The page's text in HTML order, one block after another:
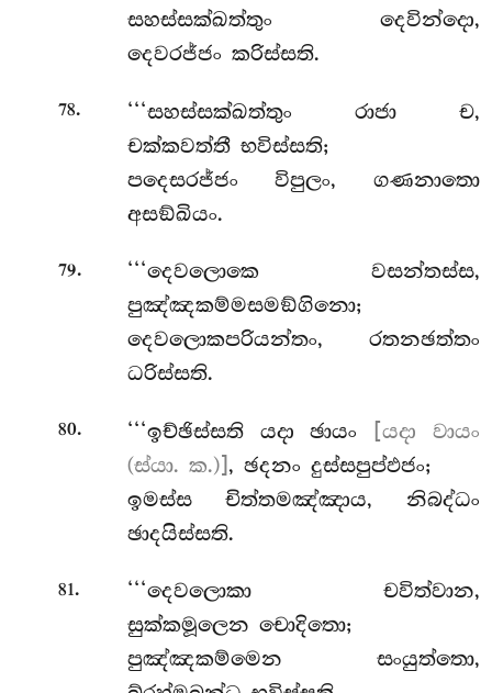
සහස්සක්ඛත්තුං දෙවින්දො,
දෙවරජ්ජං කරිස්සති.
78.
‘‘‘සහස්සක්ඛත්තුං රාජා ච,
චක්කවත්තී භවිස්සති;
පදෙසරජ්ජංවිපුලං, ගණනාතො
අසඞ්ඛියං.
79. ‘‘‘දෙවලොකෙ වසන්තස්ස,
පුඤ්ඤකම්මසමඞ්ගිනො;
දෙවලොකපරියන්තං, රතනඡත්තං
ධරිස්සති.
80. ‘‘‘ඉච්ඡිස්සති යදා ඡායං
[යදා වායං
(ස්යා. ක.)] , ඡදනං දුස්සපුප්ඵජං;
ඉමස්ස චිත්තමඤ්ඤාය, නිබද්ධං
ඡාදයිස්සති.
81.
‘‘‘දෙවලොකා චවිත්වාන,
සුක්කමූලෙන චොදිතො;
පුඤ්ඤකම්මෙන සංයුත්තො,